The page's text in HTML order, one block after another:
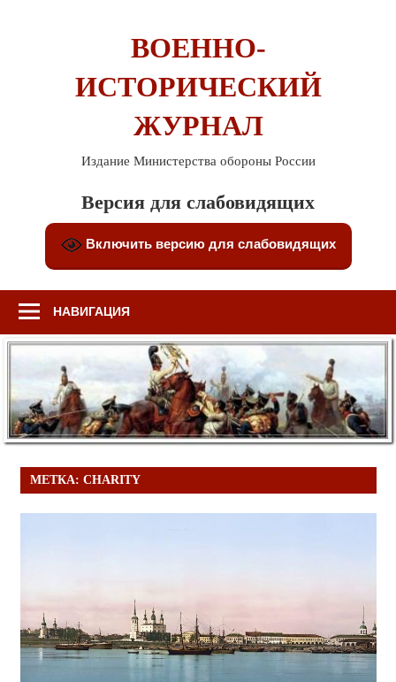
ВОЕННО-
ИСТОРИЧЕСКИЙ
ЖУРНАЛ
Издание Министерства обороны России
Версия для слабовидящих
Включить версию для слабовидящих
НАВИГАЦИЯ
МЕТКА: CHARITY